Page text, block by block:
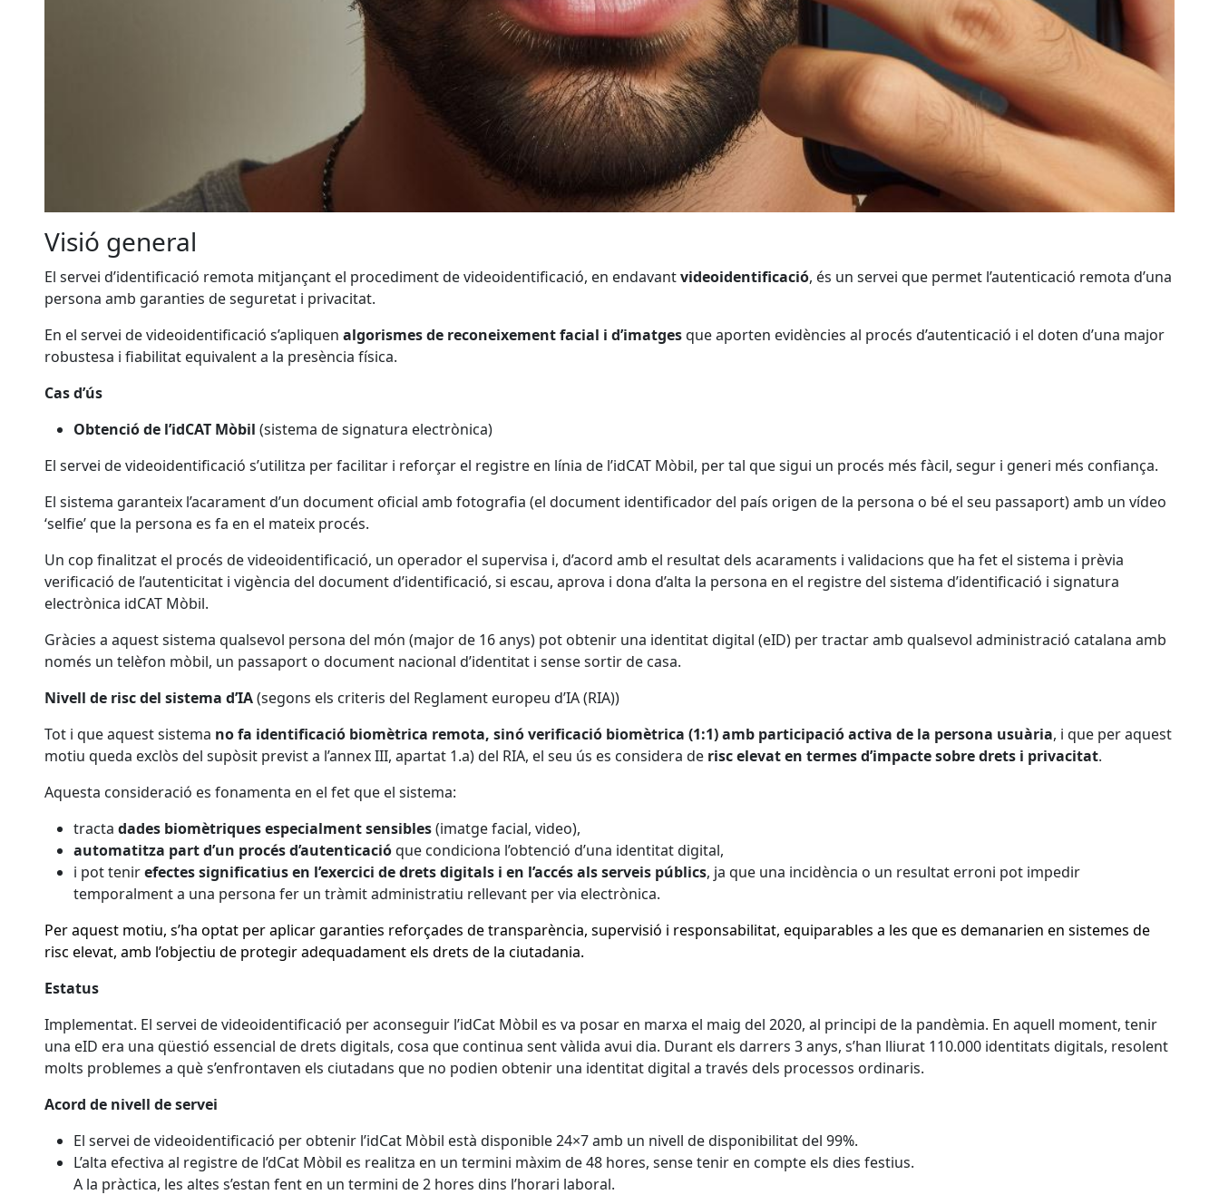
Visió general
El servei d’identificació remota mitjançant el procediment de videoidentificació, en endavantvideoidentificació, és un servei que permet l’autenticació remota d’una
persona amb garanties de seguretat i privacitat.
En el servei de videoidentificació s’apliquen algorismes de reconeixement facial i d’imatgesque aporten evidències al procés d’autenticació i el doten d’una major
robustesa i fiabilitat equivalent a la presència física.
Cas d’ús
Obtenció de l’idCAT Mòbil (sistema de signatura electrònica)
El servei de videoidentificació s’utilitza per facilitar i reforçar el registre en línia de l’idCAT Mòbil, per tal que sigui un procés més fàcil, segur i generi més confiança.
El sistema garanteix l’acarament d’un document oficial amb fotografia (el document identificador del país origen de la persona o bé el seu passaport) amb un vídeo
‘selfie’ que la persona es fa en el mateix procés.
Un cop finalitzat el procés de videoidentificació, un operador el supervisa i, d’acord amb el resultat dels acaraments i validacions que ha fet el sistema i prèvia
verificació de l’autenticitat i vigència del document d’identificació, si escau, aprova i dona d’alta la persona en el registre del sistema d’identificació i signatura
electrònica idCAT Mòbil.
Gràcies a aquest sistema qualsevol persona del món (major de 16 anys) pot obtenir una identitat digital (eID) per tractar amb qualsevol administració catalana amb
només un telèfon mòbil, un passaport o document nacional d’identitat i sense sortir de casa.
Nivell de risc del sistema d’IA(segons els criteris del Reglament europeu d’IA (RIA))
Tot i que aquest sistema no fa identificació biomètrica remota, sinó verificació biomètrica (1:1) amb participació activa de la persona usuària, i que per aquest
motiu queda exclòs del supòsit previst a l’annex III, apartat 1.a) del RIA, el seu ús es considera de risc elevat en termes d’impacte sobre drets i privacitat.
Aquesta consideració es fonamenta en el fet que el sistema:
tracta dades biomètriques especialment sensibles(imatge facial, video),
automatitza part d’un procés d’autenticacióque condiciona l’obtenció d’una identitat digital,
i pot tenirefectes significatius en l’exercici de drets digitals i en l’accés als serveis públics, ja que una incidència o un resultat erroni pot impedir
temporalment a una persona fer un tràmit administratiu rellevant per via electrònica.
Per aquest motiu, s’ha optat per aplicar garanties reforçades de transparència, supervisió i responsabilitat, equiparables a les que es demanarien en sistemes de
risc elevat, amb l’objectiu de protegir adequadament els drets de la ciutadania.
Estatus
Implementat. El servei de videoidentificació per aconseguir l’idCat Mòbil es va posar en marxa el maig del 2020, al principi de la pandèmia. En aquell moment, tenir
una eID era una qüestió essencial de drets digitals, cosa que continua sent vàlida avui dia. Durant els darrers 3 anys, s’han lliurat 110.000 identitats digitals, resolent
molts problemes a què s’enfrontaven els ciutadans que no podien obtenir una identitat digital a través dels processos ordinaris.
Acord de nivell de servei
El servei de videoidentificació per obtenir l’idCat Mòbil està disponible 24×7 amb un nivell de disponibilitat del 99%.
L’alta efectiva al registre de l’dCat Mòbil es realitza en un termini màxim de 48 hores, sense tenir en compte els dies festius.
A la pràctica, les altes s’estan fent en un termini de 2 hores dins l’horari laboral.